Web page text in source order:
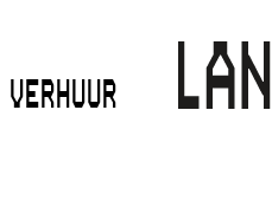
VERHUUR